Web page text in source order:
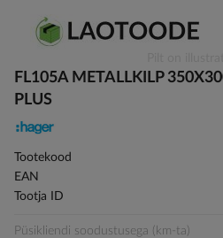
to
the
of
images
gallery
FL105A METALLKILP
PLUS
Tootekood
EAN
Tootja ID
Püsikliendi soodustusega (km-ta)